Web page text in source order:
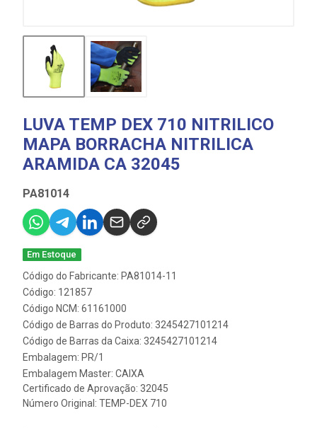
LUVA TEMP DEX 710 NITRILICO
MAPA BORRACHA NITRILICA
ARAMIDA CA 32045
PA81014
Em Estoque
Código do Fabricante: PA81014-11
Código: 121857
Código NCM: 61161000
Código de Barras do Produto: 3245427101214
Código de Barras da Caixa: 3245427101214
Embalagem: PR/1
Embalagem Master: CAIXA
Certificado de Aprovação: 32045
Número Original: TEMP-DEX 710